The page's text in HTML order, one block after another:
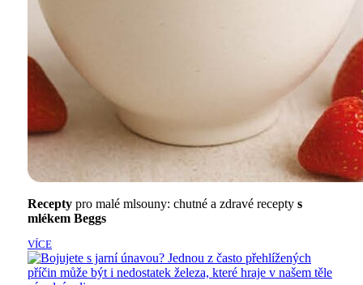
Recepty pro malé mlsouny: chutné a zdravé recepty s
mlékem Beggs
VÍCE